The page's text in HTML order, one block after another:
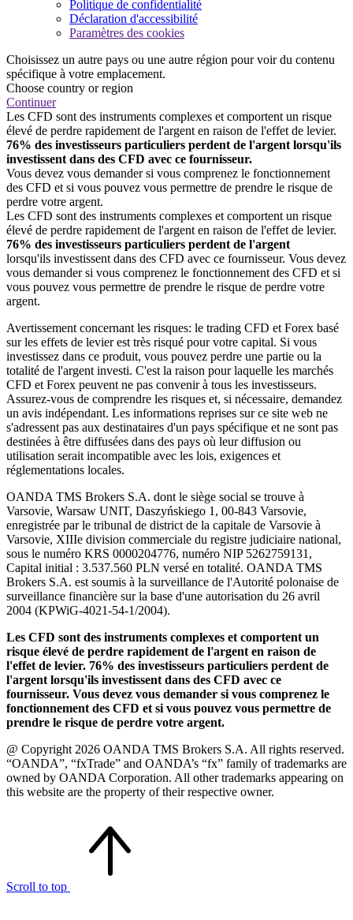
Politique de confidentialité
Déclaration d'accessibilité
Paramètres des cookies
Choisissez un autre pays ou une autre région pour voir du contenu
spécifique à votre emplacement.
Choose country or region
Continuer
Les CFD sont des instruments complexes et comportent un risque
élevé de perdre rapidement de l'argent en raison de l'effet de levier.
76% des investisseurs particuliers perdent de l'argent lorsqu'ils
investissent dans des CFD avec ce fournisseur.
Vous devez vous demander si vous comprenez le fonctionnement
des CFD et si vous pouvez vous permettre de prendre le risque de
perdre votre argent.
Les CFD sont des instruments complexes et comportent un risque
élevé de perdre rapidement de l'argent en raison de l'effet de levier.
76% des investisseurs particuliers perdent de l'argent
lorsqu'ils investissent dans des CFD avec ce fournisseur. Vous devez
vous demander si vous comprenez le fonctionnement des CFD et si
vous pouvez vous permettre de prendre le risque de perdre votre
argent.
Avertissement concernant les risques: le trading CFD et Forex basé
sur les effets de levier est très risqué pour votre capital. Si vous
investissez dans ce produit, vous pouvez perdre une partie ou la
totalité de l'argent investi. C'est la raison pour laquelle les marchés
CFD et Forex peuvent ne pas convenir à tous les investisseurs.
Assurez-vous de comprendre les risques et, si nécessaire, demandez
un avis indépendant. Les informations reprises sur ce site web ne
s'adressent pas aux destinataires d'un pays spécifique et ne sont pas
destinées à être diffusées dans des pays où leur diffusion ou
utilisation serait incompatible avec les lois, exigences et
réglementations locales.
OANDA TMS Brokers S.A. dont le siège social se trouve à
Varsovie, Warsaw UNIT, Daszyńskiego 1, 00-843 Varsovie,
enregistrée par le tribunal de district de la capitale de Varsovie à
Varsovie, XIIIe division commerciale du registre judiciaire national,
sous le numéro KRS 0000204776, numéro NIP 5262759131,
Capital initial : 3.537.560 PLN versé en totalité. OANDA TMS
Brokers S.A. est soumis à la surveillance de l'Autorité polonaise de
surveillance financière sur la base d'une autorisation du 26 avril
2004 (KPWiG-4021-54-1/2004).
Les CFD sont des instruments complexes et comportent un
risque élevé de perdre rapidement de l'argent en raison de
l'effet de levier. 76% des investisseurs particuliers perdent de
l'argent lorsqu'ils investissent dans des CFD avec ce
fournisseur. Vous devez vous demander si vous comprenez le
fonctionnement des CFD et si vous pouvez vous permettre de
prendre le risque de perdre votre argent.
@ Copyright 2026 OANDA TMS Brokers S.A. All rights reserved.
“OANDA”, “fxTrade” and OANDA’s “fx” family of trademarks are
owned by OANDA Corporation. All other trademarks appearing on
this website are the property of their respective owner.
Scroll to top